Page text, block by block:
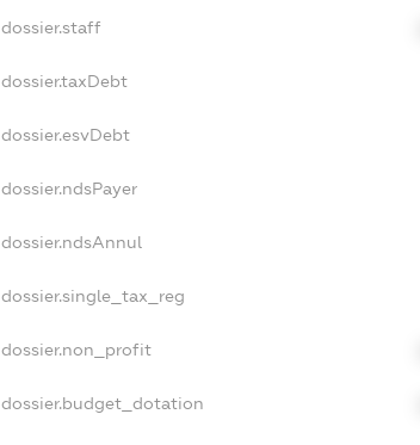
dossier.staff
dossier.taxDebt
dossier.esvDebt
dossier.ndsPayer
dossier.ndsAnnul
dossier.single_tax_reg
dossier.non_profit
dossier.budget_dotation